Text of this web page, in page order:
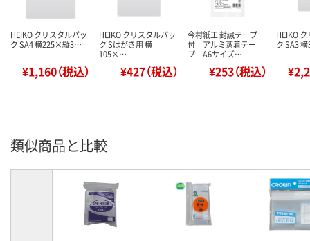
HEIKO クリスタルパッ
ク SA4 横225×縦3…
¥1,160（税込）
HEIKO クリスタルパッ
ク Sはがき用 横
105×…
¥427（税込）
今村紙工 封緘テープ
付 アルミ蒸着テー
プ A6サイズ…
¥253（税込）
HEIKO
ク SA3
類似商品と比較